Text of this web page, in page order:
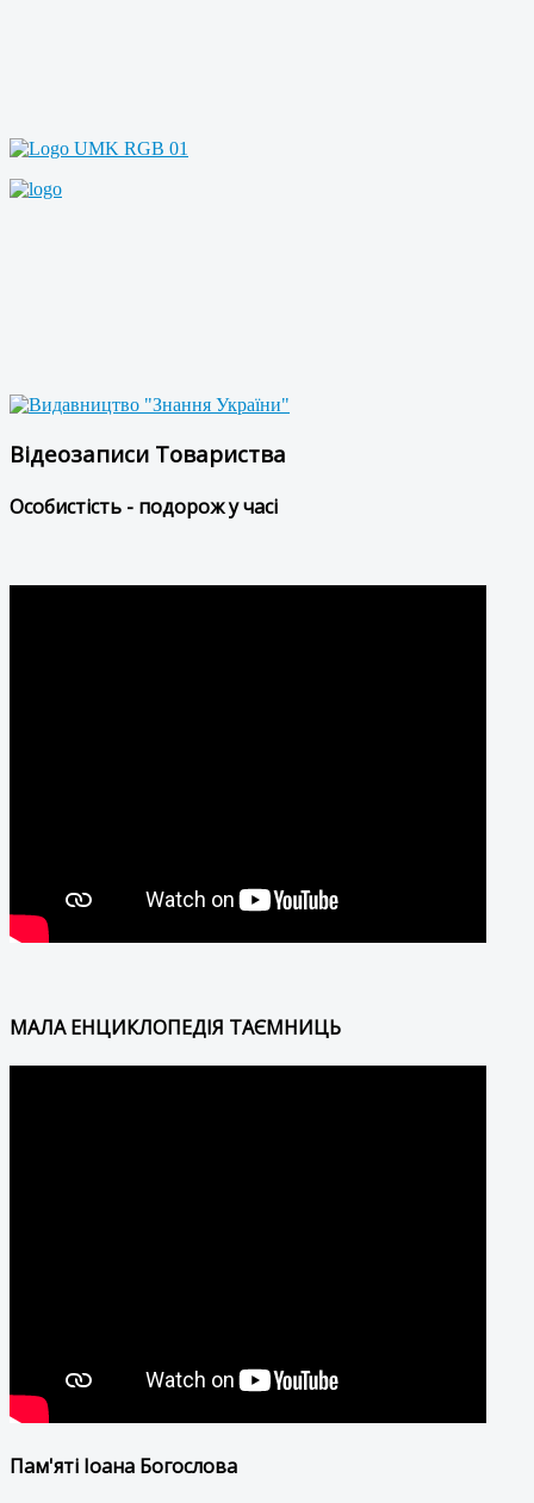
Відеозаписи Товариства
Особистість - подорож у часі
МАЛА ЕНЦИКЛОПЕДІЯ ТАЄМНИЦЬ
Пам'яті Іоана Богослова